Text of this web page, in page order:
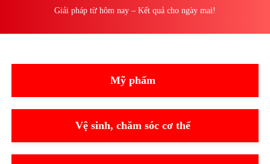
Giải pháp từ hôm nay – Kết quả cho ngày mai!
Mỹ phẩm
Vệ sinh, chăm sóc cơ thể